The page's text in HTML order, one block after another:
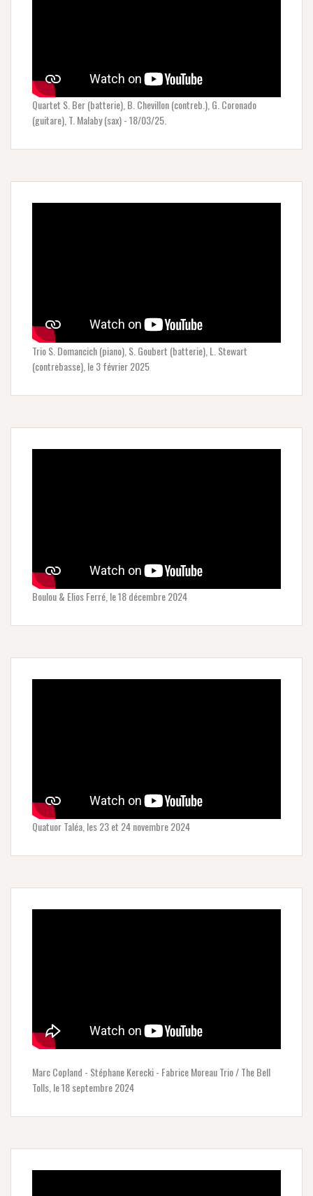
Quartet S. Ber (batterie), B. Chevillon (contreb.), G. Coronado
(guitare), T. Malaby (sax) - 18/03/25.
Trio S. Domancich (piano), S. Goubert (batterie), L. Stewart
(contrebasse), le 3 février 2025
Boulou & Elios Ferré, le 18 décembre 2024
Quatuor Taléa, les 23 et 24 novembre 2024
Marc Copland - Stéphane Kerecki - Fabrice Moreau Trio / The Bell
Tolls, le 18 septembre 2024